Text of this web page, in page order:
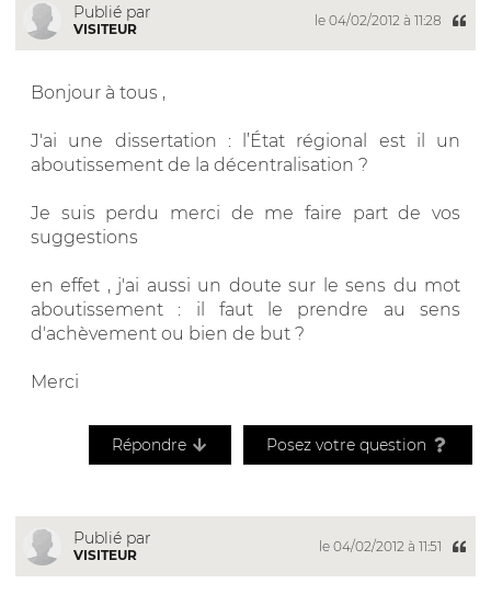
Publié par
VISITEUR
le 04/02/2012 à 11:28
Bonjour à tous ,
J'ai une dissertation : l’État régional est il un
aboutissement de la décentralisation ?
Je suis perdu merci de me faire part de vos
suggestions
en effet , j'ai aussi un doute sur le sens du mot
aboutissement : il faut le prendre au sens
d'achèvement ou bien de but ?
Merci
Répondre Posez votre question
Publié par
VISITEUR
le 04/02/2012 à 11:51